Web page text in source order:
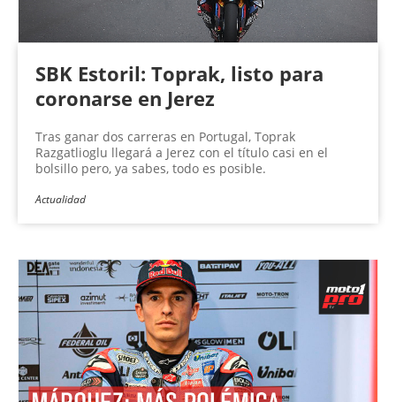
SBK Estoril: Toprak, listo para
coronarse en Jerez
Tras ganar dos carreras en Portugal, Toprak
Razgatlioglu llegará a Jerez con el título casi en el
bolsillo pero, ya sabes, todo es posible.
Actualidad